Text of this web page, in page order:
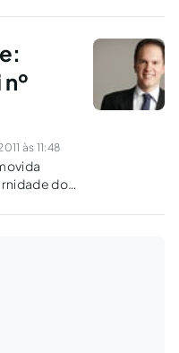
(BPC) de
às 11:48
do
para